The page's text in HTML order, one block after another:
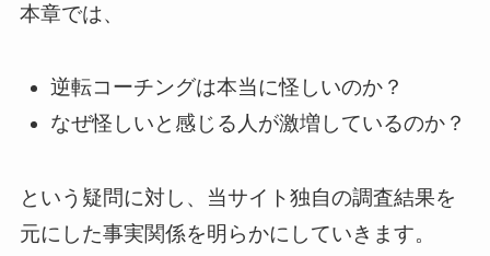
本章では、
逆転コーチングは本当に怪しいのか？
なぜ怪しいと感じる人が激増しているのか？
という疑問に対し、当サイト独自の調査結果を
元にした事実関係を明らかにしていきます。